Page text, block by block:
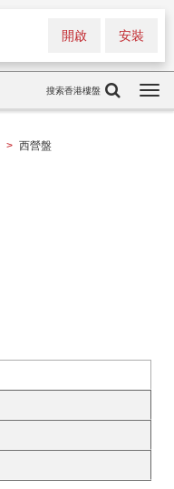
安裝
開啟
搜索香港樓盤
> 西營盤